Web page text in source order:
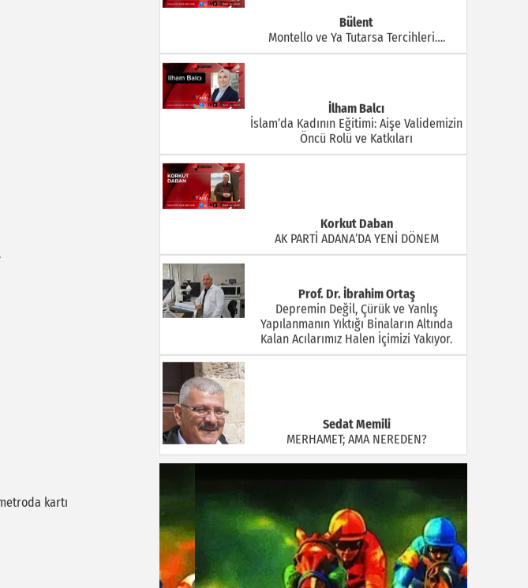
kartı
Bülent
Montello ve Ya Tutarsa Tercihleri….
İlham Balcı
İslam’da Kadının Eğitimi: Aişe Validemizin
Öncü Rolü ve Katkıları
Korkut Daban
AK PARTİ ADANA’DA YENİ DÖNEM
Prof. Dr. İbrahim Ortaş
Depremin Değil, Çürük ve Yanlış
Yapılanmanın Yıktığı Binaların Altında
Kalan Acılarımız Halen İçimizi Yakıyor.
Sedat Memili
MERHAMET; AMA NEREDEN?
Ünsal Özdiker
Bunları Biliyor muydunuz?